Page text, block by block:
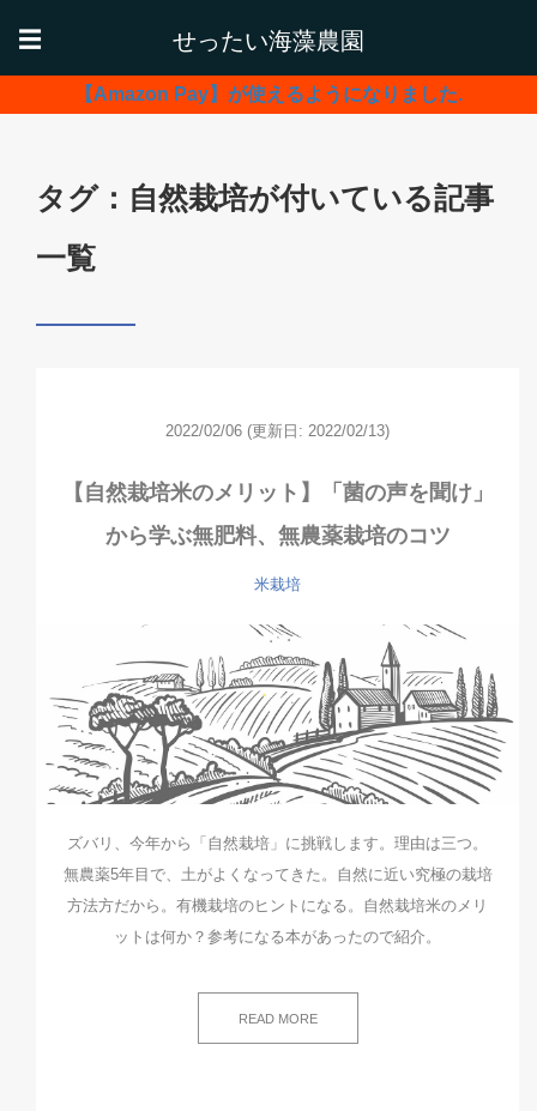
☰ せったい海藻農園
【Amazon Pay】が使えるようになりました.
タグ：自然栽培が付いている記事
一覧
2022/02/06 (更新日: 2022/02/13)
【自然栽培米のメリット】「菌の声を聞け」
から学ぶ無肥料、無農薬栽培のコツ
米栽培
ズバリ、今年から「自然栽培」に挑戦します。理由は三つ。
無農薬5年目で、土がよくなってきた。自然に近い究極の栽培
方法方だから。有機栽培のヒントになる。自然栽培米のメリ
ットは何か？参考になる本があったので紹介。
READ MORE